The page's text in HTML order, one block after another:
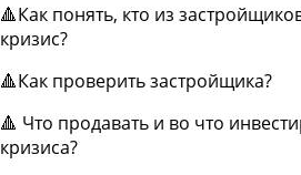
🔺Как понять, кто из
кризис?
🔺Как проверить застройщика?
🔺 Что продавать и во что
кризиса?